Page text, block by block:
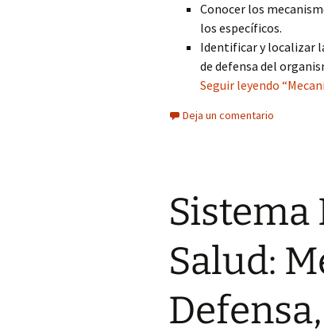
Conocer los
los específicos.
Identificar y localizar
de defensa del
Seguir leyendo
Deja un comentario
Salud: